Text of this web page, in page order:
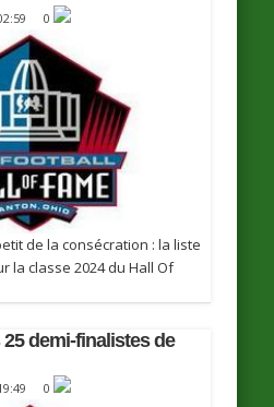
0
de la consécration : la liste
la classe 2024 du Hall Of
demi-finalistes de
0